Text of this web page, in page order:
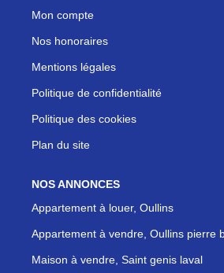
Mon compte
Nos honoraires
Mentions légales
Politique de confidentialité
Politique des cookies
Plan du site
NOS ANNONCES
Appartement à louer, Oullins
Appartement à vendre, Oullins pierre
Maison à vendre, Saint genis laval